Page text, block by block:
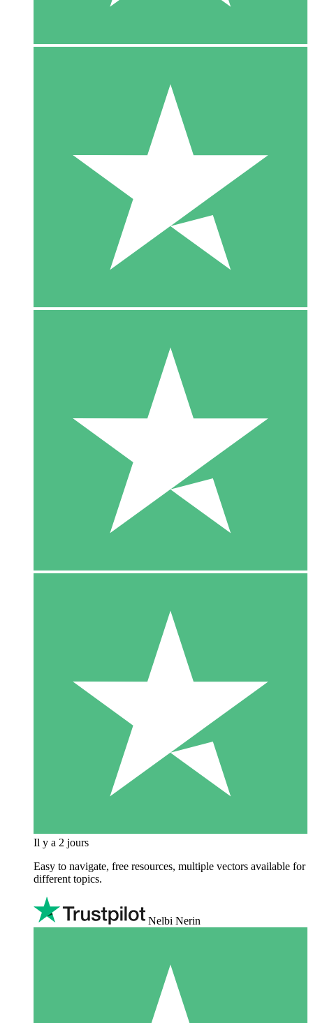
Il y a 2 jours
Easy to navigate, free resources, multiple vectors available for
different topics.
Nelbi Nerin